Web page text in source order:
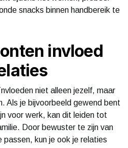
snacks binnen handbereik te
invloed
niet alleen jezelf, maar
Als je bijvoorbeeld gewend bent
voor werk, kan dit leiden tot
Door bewuster te zijn van
kun je ook je relaties